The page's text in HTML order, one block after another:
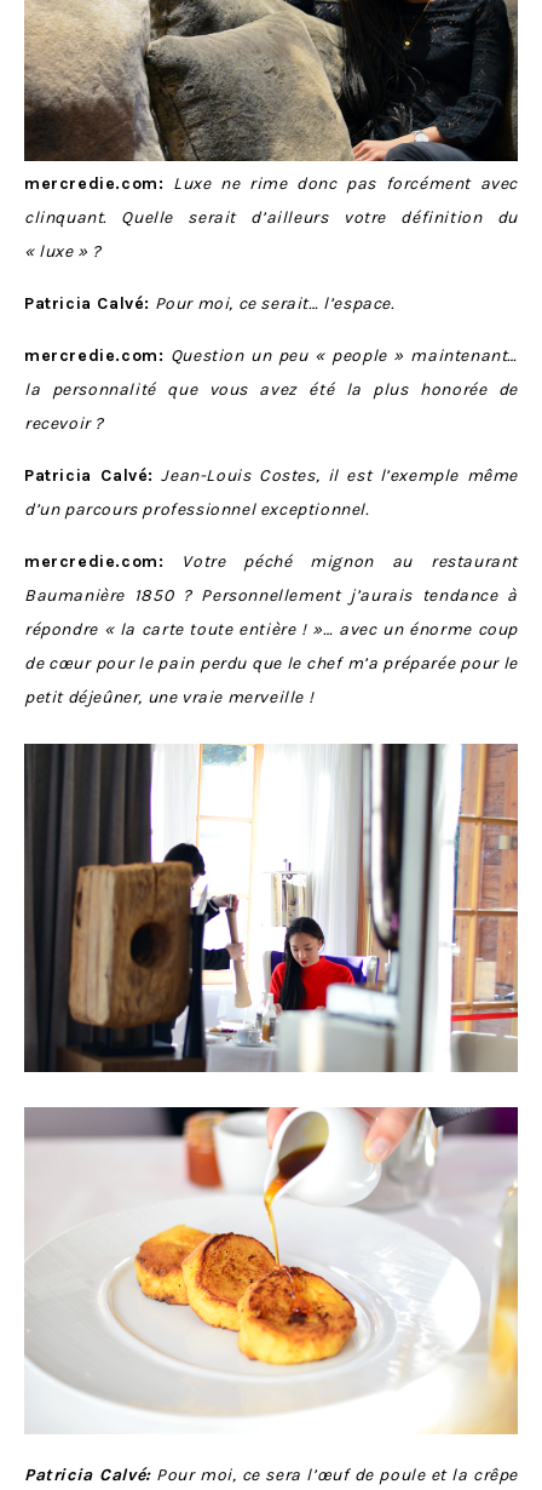
mercredie.com: Luxe ne rime donc pas forcément avec
clinquant. Quelle serait d’ailleurs votre définition du
« luxe » ?
Patricia Calvé: Pour moi, ce serait… l’espace.
mercredie.com: Question un peu « people » maintenant…
la personnalité que vous avez été la plus honorée de
recevoir ?
Patricia Calvé: Jean-Louis Costes, il est l’exemple même
d’un parcours professionnel exceptionnel.
mercredie.com:
Votre péché mignon au restaurant
Baumanière 1850 ? Personnellement j’aurais tendance à
répondre « la carte toute entière ! »… avec un énorme coup
de cœur pour le pain perdu que le chef m’a préparée pour le
petit déjeûner, une vraie merveille !
Patricia Calvé:Pour moi, ce sera l’œuf de poule et la crêpe